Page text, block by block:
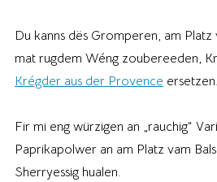
Du kanns dës Gromperen, am Platz
mat rugdem Wéng zoubereeden,
Krégder aus der Provence ersetzen.
Fir mi eng würzigen an „rauchig“
Paprikapolwer an am Platz vam
Sherryessig hualen.